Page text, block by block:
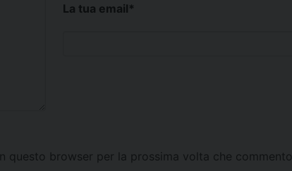
La tua email*
questo browser per la prossima volta che commento.